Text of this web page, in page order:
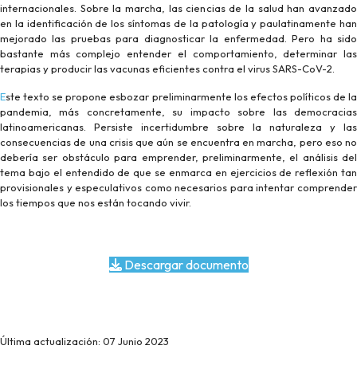
internacionales. Sobre la marcha, las ciencias de la salud han avanzado
en la identificación de los síntomas de la patología y paulatinamente han
mejorado las pruebas para diagnosticar la enfermedad. Pero ha sido
bastante más complejo entender el comportamiento, determinar las
terapias y producir las vacunas eficientes contra el virus SARS-CoV-2.
Este texto se propone esbozar preliminarmente los efectos políticos de la
pandemia, más concretamente, su impacto sobre las democracias
latinoamericanas. Persiste incertidumbre sobre la naturaleza y las
consecuencias de una crisis que aún se encuentra en marcha, pero eso no
debería ser obstáculo para emprender, preliminarmente, el análisis del
tema bajo el entendido de que se enmarca en ejercicios de reflexión tan
provisionales y especulativos como necesarios para intentar comprender
los tiempos que nos están tocando vivir.
Descargar documento
Última actualización: 07 Junio 2023